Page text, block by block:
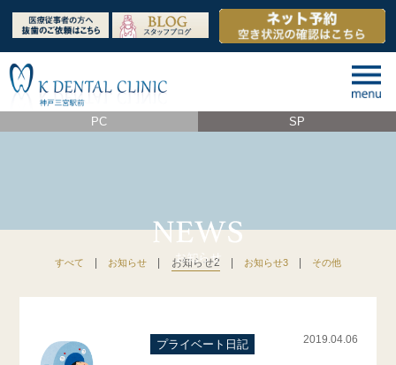
PC SP
すべて | お知らせ | お知らせ2 | お知らせ3 | その他
プライベート日記 2019.04.06